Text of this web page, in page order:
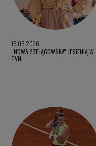
16.06.2026
„NOWA SZELĄGOWSKA” JESIENIĄ W
TVN